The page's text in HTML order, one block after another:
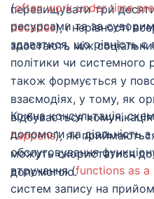
перевищувати три
decades), і нерівності
зростають між
(often work under time
ресурсами та за
здаватися, що рівність
політики чи системного
також формується у
взаємодіях, у тому, як
відбувається
happens), як
можуть скористатися
допомогою.
Кожна консультація,
допомоги та діяльність
обслуговування
втручання (functions as a
систем запису на